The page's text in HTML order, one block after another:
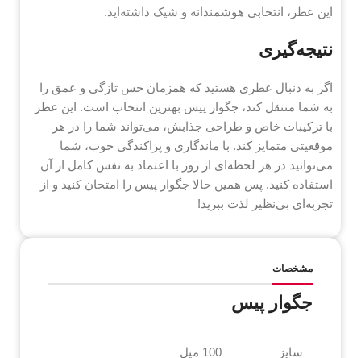
این عطر، انتخابی هوشمندانه و شیک داشته‌اید.
نتیجه‌گیری
اگر به دنبال عطری هستید که همزمان حس تازگی و عمق را
به شما منتقل کند، جگوار پیس بهترین انتخاب است. این عطر
با ترکیبات خاص و طراحی جذابش، می‌تواند شما را در هر
موقعیتی متمایز کند. با ماندگاری و پراکندگی خوب، شما
می‌توانید در هر لحظه‌ای از روز با اعتماد به نفس کامل از آن
استفاده کنید. پس همین حالا جگوار پیس را امتحان کنید و از
تجربه‌ای بی‌نظیر لذت ببرید!
مشخصات
جگوار پیس
سایز 100 میل